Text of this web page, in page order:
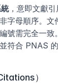
，意即文獻引
字母順序。文
號需完全一致
符合 PNAS 的
）